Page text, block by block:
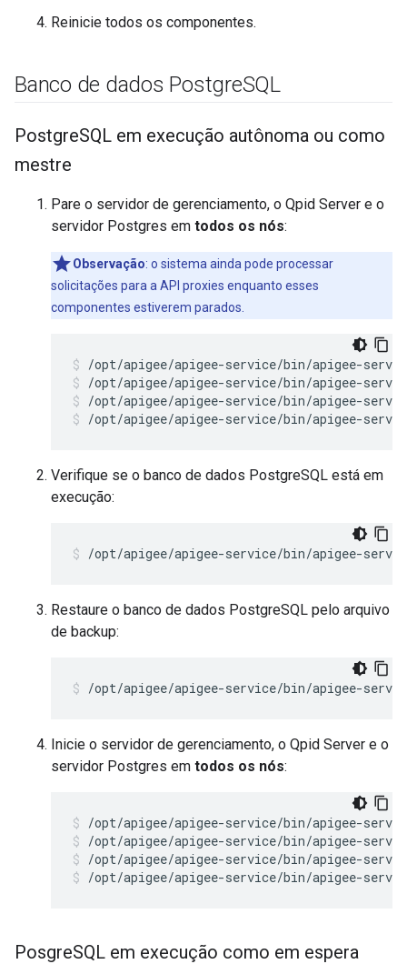
Reinicie todos os componentes.
Banco de dados PostgreSQL
PostgreSQL em execução autônoma ou como
mestre
Pare o servidor de gerenciamento, o Qpid Server e o
servidor Postgres em todos os nós:
Observação: o sistema ainda pode processar
solicitações para a API proxies enquanto esses
componentes estiverem parados.
/opt/apigee/apigee-service/bin/apigee-
/opt/apigee/apigee-service/bin/apigee-
/opt/apigee/apigee-service/bin/apigee-
Verifique se o banco de dados PostgreSQL está em
execução:
/opt/apigee/apigee-service/bin/apigee-
Restaure o banco de dados PostgreSQL pelo arquivo
de backup:
/opt/apigee/apigee-service/bin/apigee-
Inicie o servidor de gerenciamento, o Qpid Server e o
servidor Postgres em todos os nós:
/opt/apigee/apigee-service/bin/apigee-
/opt/apigee/apigee-service/bin/apigee-
/opt/apigee/apigee-service/bin/apigee-
PosgreSQL em execução como em espera